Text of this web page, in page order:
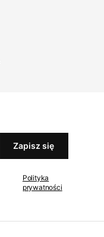
Zapisz się
Polityka
prywatności